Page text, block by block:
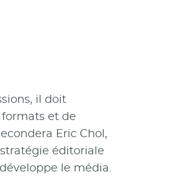
il doit
et de
Eric Chol,
éditoriale
le média.